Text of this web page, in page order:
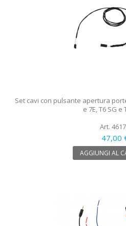
Set cavi con pulsante apertura
e 7E, T6 SG e
Art.
47,00
AGGIUNGI AL